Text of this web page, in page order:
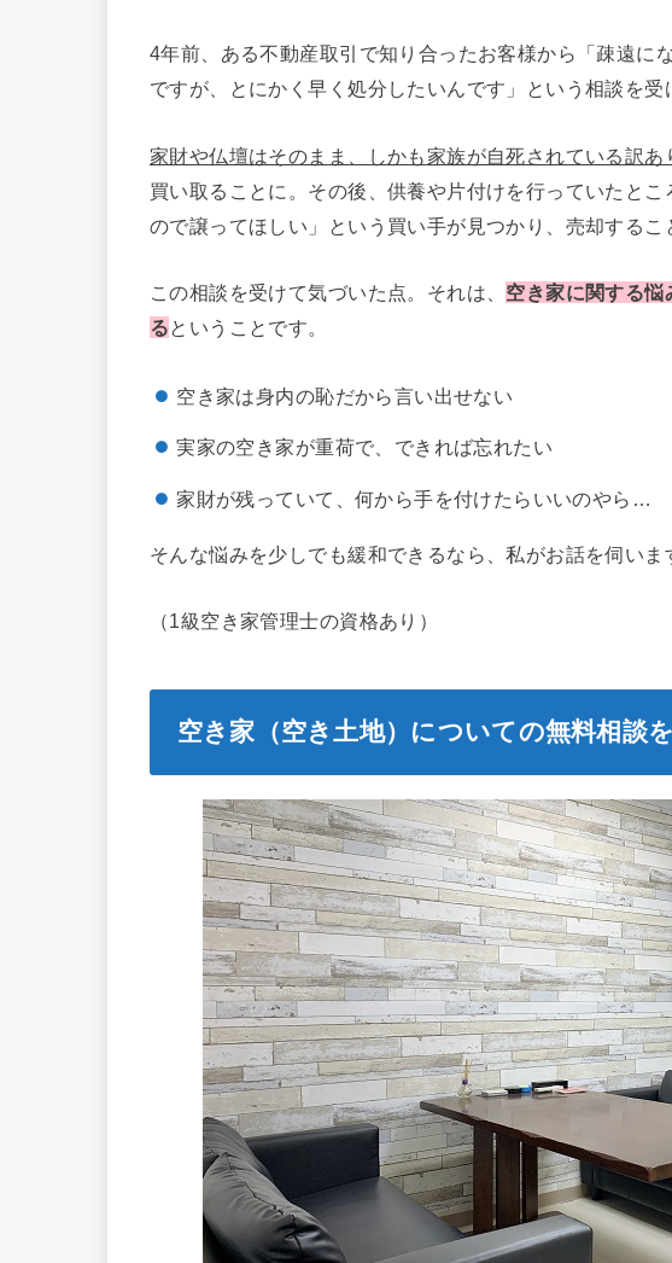
4年前、ある不動産取引で知り合ったお客様から「疎遠に
ですが、とにかく早く処分したいんです」という相談を受
家財や仏壇はそのまま、しかも家族が自死されている訳あ
買い取ることに。その後、供養や片付けを行っていたと
ので譲ってほしい」という買い手が見つかり、売却するこ
この相談を受けて気づいた点。それは、 空き家に関する悩
るということです。
空き家は身内の恥だから言い出せない
実家の空き家が重荷で、できれば忘れたい
家財が残っていて、何から手を付けたらいいのやら…
そんな悩みを少しでも緩和できるなら、私がお話を伺いま
（1級空き家管理士の資格あり）
空き家（空き土地）についての無料相談を